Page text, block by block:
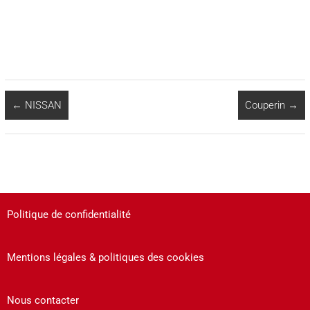
← NISSAN Couperin →
Politique de confidentialité
Mentions légales & politiques des cookies
Nous contacter